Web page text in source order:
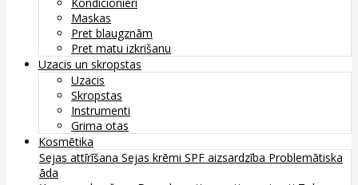
Maskas
Pret blaugznām
Pret matu izkrišanu
Uzacis un skropstas
Uzacis
Skropstas
Instrumenti
Grima otas
Kosmētika
Sejas attīrīšana Sejas krēmi SPF aizsardzība Problemātiska
āda